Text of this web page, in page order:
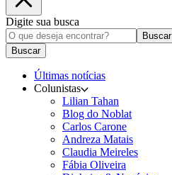
Digite sua busca
Buscar
Buscar
Últimas notícias
Colunistas
Lilian Tahan
Blog do Noblat
Carlos Carone
Andreza Matais
Claudia Meireles
Fábia Oliveira